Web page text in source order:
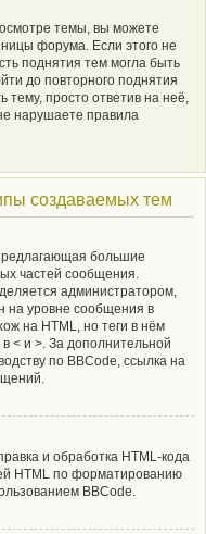
темы, вы можете
форума. Если этого не
поднятия тем могла быть
до повторного поднятия
просто ответив на неё,
нарушаете правила
создаваемых тем
большие
частей сообщения.
администратором,
на уровне сообщения в
на HTML, но теги в нём
< и >. За дополнительной
по BBCode, ссылка на
и обработка HTML-кода
HTML по форматированию
BBCode.